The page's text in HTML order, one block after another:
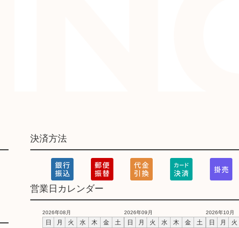
決済方法
営業日カレンダー
2026年08月
日 月 火 水 木 金 土
2026年09月
日 月 火 水 木 金 土
2026年10月
日 月 火